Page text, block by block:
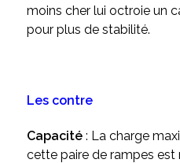
moins cher lui octroie un
pour plus de stabilité.
Les contre
Capacité : La charge
cette paire de rampes est